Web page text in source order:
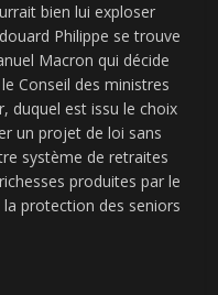
bien lui exploser
Philippe se trouve
Macron qui décide
Conseil des ministres
duquel est issu le choix
un projet de loi sans
système de retraites
produites par le
protection des seniors